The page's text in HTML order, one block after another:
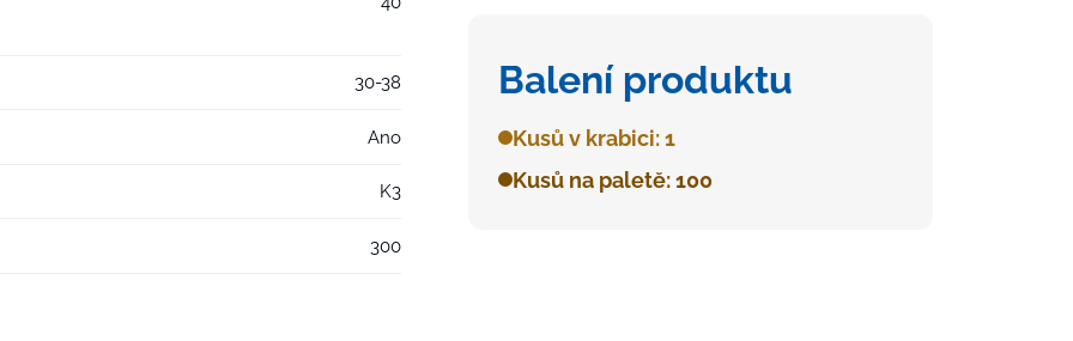
30-38
Ano
K3
300
Balení produktu
Kusů v krabici: 1
Kusů na paletě: 100